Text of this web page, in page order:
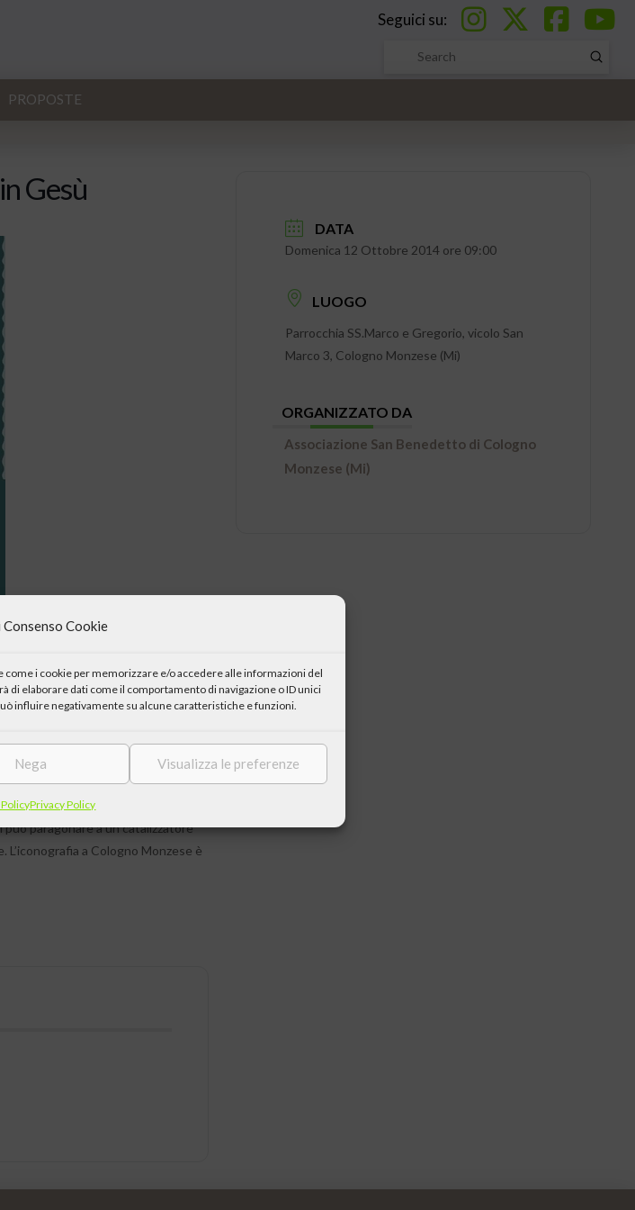
Cookie
i cookie per memorizzare e/o accedere alle informazioni del
di elaborare dati come il comportamento di navigazione o ID unici
influire negativamente su alcune caratteristiche e funzioni.
Nega Visualizza le preferenze
Privacy Policy
Seguici su:
Search
Submit
PROPOSTE
Gesù
principianti e allievi di 2° livello.
missione evangelizzatrice della
può paragonare a un catalizzatore
a Cologno Monzese è
DATA
Domenica 12 Ottobre 2014 ore 09:00
LUOGO
Parrocchia SS.Marco e Gregorio, vicolo San
Marco 3, Cologno Monzese (Mi)
ORGANIZZATO DA
Associazione San Benedetto di Cologno
Monzese (Mi)